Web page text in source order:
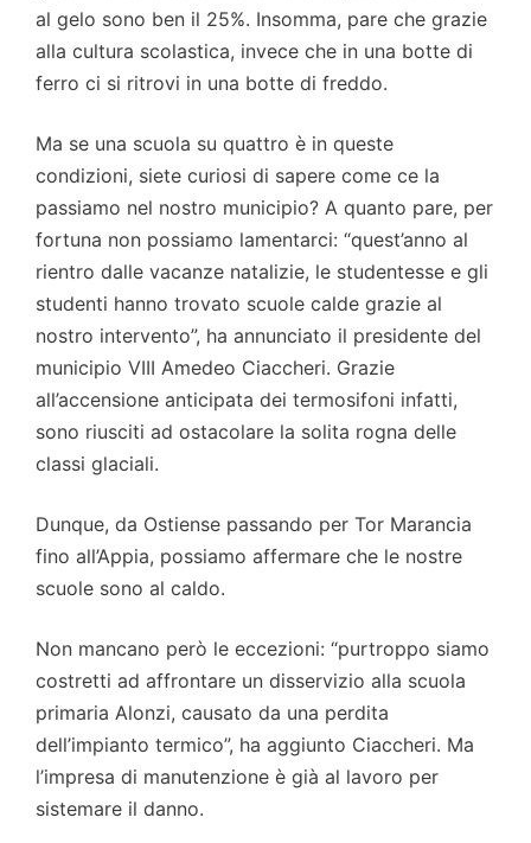
al gelo sono ben il 25%. Insomma, pare che grazie
alla cultura scolastica, invece che in una botte di
ferro ci si ritrovi in una botte di freddo.
Ma se una scuola su quattro è in queste
condizioni, siete curiosi di sapere come ce la
passiamo nel nostro municipio? A quanto pare, per
fortuna non possiamo lamentarci: “quest’anno al
rientro dalle vacanze natalizie, le studentesse e gli
studenti hanno trovato scuole calde grazie al
nostro intervento”, ha annunciato il presidente del
municipio VIII Amedeo Ciaccheri. Grazie
all’accensione anticipata dei termosifoni infatti,
sono riusciti ad ostacolare la solita rogna delle
classi glaciali.
Dunque, da Ostiense passando per Tor Marancia
fino all’Appia, possiamo affermare che le nostre
scuole sono al caldo.
Non mancano però le eccezioni: “purtroppo siamo
costretti ad affrontare un disservizio alla scuola
primaria Alonzi, causato da una perdita
dell’impianto termico”, ha aggiunto Ciaccheri. Ma
l’impresa di manutenzione è già al lavoro per
sistemare il danno.